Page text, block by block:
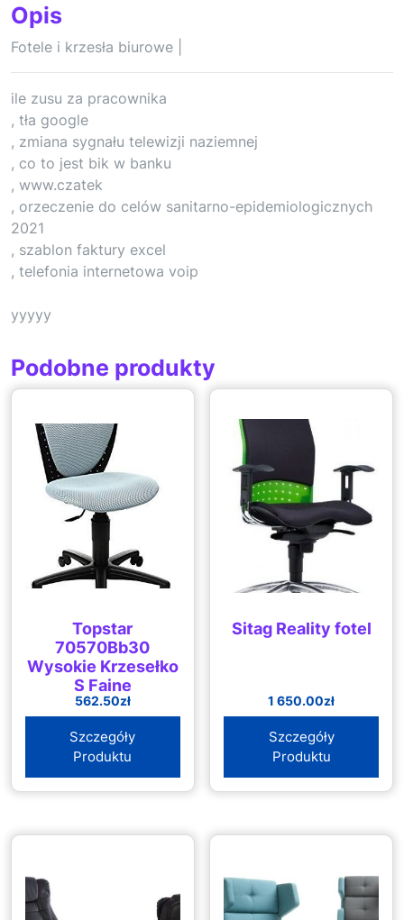
Opis
Fotele i krzesła biurowe |
ile zusu za pracownika
, tła google
, zmiana sygnału telewizji naziemnej
, co to jest bik w banku
, www.czatek
, orzeczenie do celów sanitarno-epidemiologicznych
2021
, szablon faktury excel
, telefonia internetowa voip
yyyyy
Podobne produkty
Topstar
70570Bb30
Wysokie Krzesełko
S Fajne
562.50zł
Szczegóły
Produktu
Sitag Reality fotel
1 650.00zł
Szczegóły
Produktu